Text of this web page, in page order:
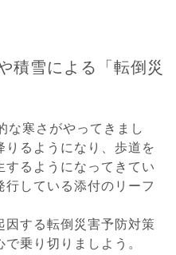
積雪による「転倒災
な寒さがやってきまし
るようになり、歩道を
るようになってきてい
している添付のリーフ
する転倒災害予防対策
乗り切りましよう。